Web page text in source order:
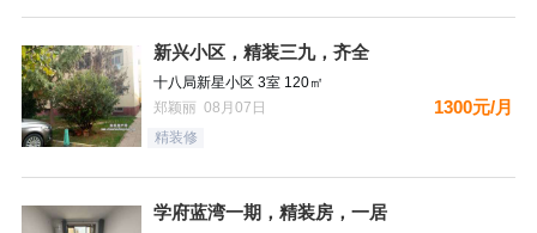
新兴小区，精装三九，齐全
十八局新星小区 3室 120㎡
郑颖丽 08月07日
1300元/月
精装修
学府蓝湾一期，精装房，一居